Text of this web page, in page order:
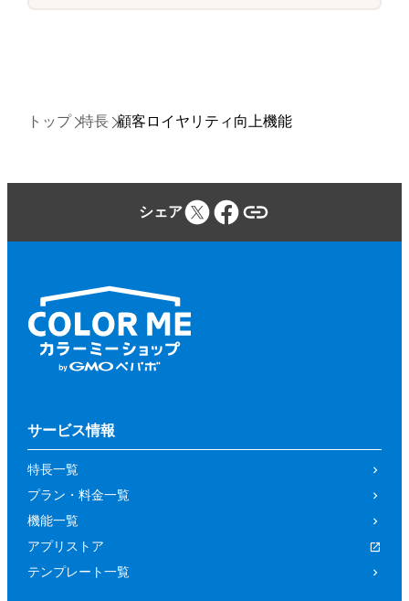
トップ 特長 顧客ロイヤリティ向上機能
シェア
サービス情報
特長一覧
プラン・料金一覧
機能一覧
アプリストア
テンプレート一覧